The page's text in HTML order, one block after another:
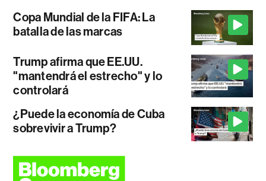
Copa Mundial de la FIFA: La
batalla de las marcas
Trump afirma que EE.UU.
"mantendrá el estrecho" y lo
controlará
¿Puede la economía de Cuba
sobrevivir a Trump?